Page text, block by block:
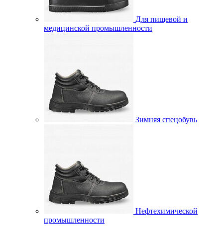
Для пищевой и
медицинской промышленности
Зимняя спецобувь
Нефтехимической
промышленности